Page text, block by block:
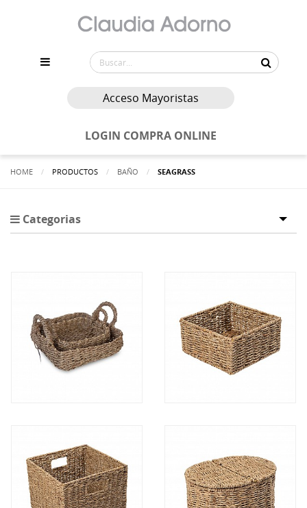
Acceso Mayoristas
LOGIN COMPRA ONLINE
HOME PRODUCTOS BAÑO ACTUALMENTE:
SEAGRASS
Categorias